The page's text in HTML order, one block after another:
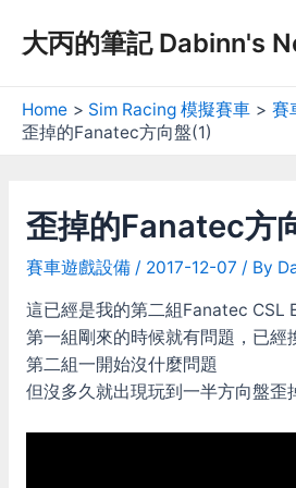
大丙的筆記 Dabinn's
Home Sim Racing 模擬賽車
賽
歪掉的Fanatec方向盤(1)
歪掉的Fanatec方
賽車遊戲設備/ 2017-12-07 / By
這已經是我的第二組Fanatec CSL
第一組剛來的時候就有問題，已經
第二組一開始沒什麼問題
但沒多久就出現玩到一半方向盤歪